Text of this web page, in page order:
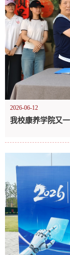
2026-06-12
我校康养学院又